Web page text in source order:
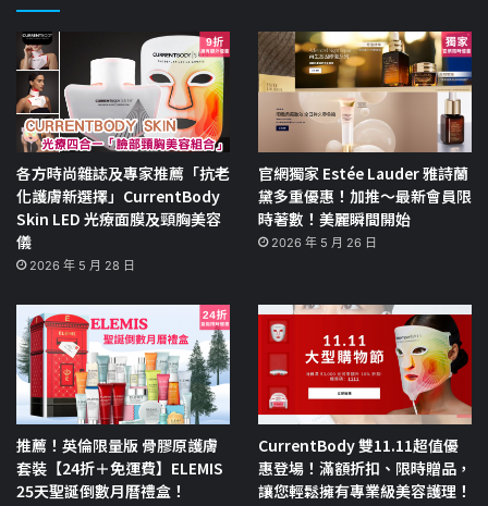
各方時尚雜誌及專家推薦「抗老
化護膚新選擇」CurrentBody
Skin LED 光療面膜及頸胸美容
儀
2026 年 5 月 28 日
官網獨家 Estée Lauder 雅詩蘭
黛多重優惠！加推～最新會員限
時著數！美麗瞬間開始
2026 年 5 月 26 日
推薦！英倫限量版 骨膠原護膚
套裝【24折＋免運費】ELEMIS
25天聖誕倒數月曆禮盒！
CurrentBody 雙11.11超值優
惠登場！滿額折扣、限時贈品，
讓您輕鬆擁有專業級美容護理！